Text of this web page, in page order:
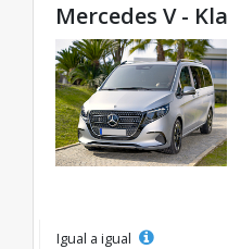
Mercedes V -
Igual a igual